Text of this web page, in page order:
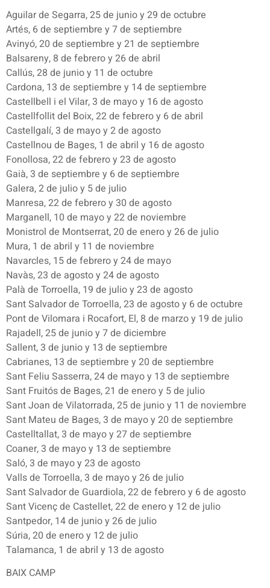
Aguilar de Segarra, 25 de junio y 29 de octubre
Artés, 6 de septiembre y 7 de septiembre
Avinyó, 20 de septiembre y 21 de septiembre
Balsareny, 8 de febrero y 26 de abril
Callús, 28 de junio y 11 de octubre
Cardona, 13 de septiembre y 14 de septiembre
Castellbell i el Vilar, 3 de mayo y 16 de agosto
Castellfollit del Boix, 22 de febrero y 6 de abril
Castellgalí, 3 de mayo y 2 de agosto
Castellnou de Bages, 1 de abril y 16 de agosto
Fonollosa, 22 de febrero y 23 de agosto
Gaià, 3 de septiembre y 6 de septiembre
Galera, 2 de julio y 5 de julio
Manresa, 22 de febrero y 30 de agosto
Marganell, 10 de mayo y 22 de noviembre
Monistrol de Montserrat, 20 de enero y 26 de julio
Mura, 1 de abril y 11 de noviembre
Navarcles, 15 de febrero y 24 de mayo
Navàs, 23 de agosto y 24 de agosto
Palà de Torroella, 19 de julio y 23 de agosto
Sant Salvador de Torroella, 23 de agosto y 6 de octubre
Pont de Vilomara i Rocafort, El, 8 de marzo y 19 de julio
Rajadell, 25 de junio y 7 de diciembre
Sallent, 3 de junio y 13 de septiembre
Cabrianes, 13 de septiembre y 20 de septiembre
Sant Feliu Sasserra, 24 de mayo y 13 de septiembre
Sant Fruitós de Bages, 21 de enero y 5 de julio
Sant Joan de Vilatorrada, 25 de junio y 11 de noviembre
Sant Mateu de Bages, 3 de mayo y 20 de septiembre
Castelltallat, 3 de mayo y 27 de septiembre
Coaner, 3 de mayo y 13 de septiembre
Saló, 3 de mayo y 23 de agosto
Valls de Torroella, 3 de mayo y 26 de julio
Sant Salvador de Guardiola, 22 de febrero y 6 de agosto
Sant Vicenç de Castellet, 22 de enero y 12 de julio
Santpedor, 14 de junio y 26 de julio
Súria, 20 de enero y 12 de julio
Talamanca, 1 de abril y 13 de agosto
BAIX CAMP